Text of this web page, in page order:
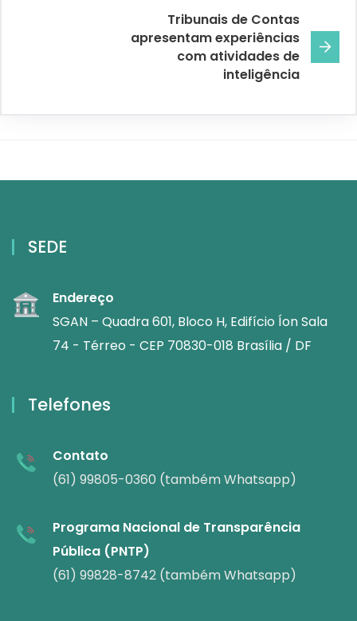
Tribunais de Contas
apresentam experiências
com atividades de
inteligência
SEDE
Endereço
SGAN – Quadra 601, Bloco H, Edifício Íon Sala
74 - Térreo - CEP 70830-018 Brasília / DF
Telefones
Contato
(61) 99805-0360 (também Whatsapp)
Programa Nacional de Transparência
Pública (PNTP)
(61) 99828-8742 (também Whatsapp)